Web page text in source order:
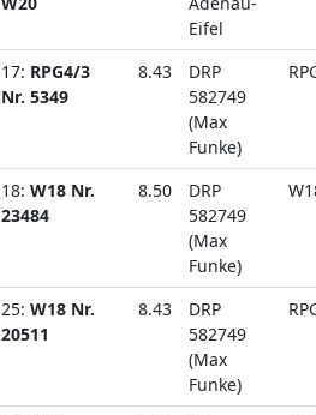
Eifel
17: RPG4/3
Nr. 5349
8.43
DRP
582749
(Max
Funke)
18: W18 Nr.
23484
8.50
DRP
582749
(Max
Funke)
25: W18 Nr.
20511
8.43
DRP
582749
(Max
Funke)